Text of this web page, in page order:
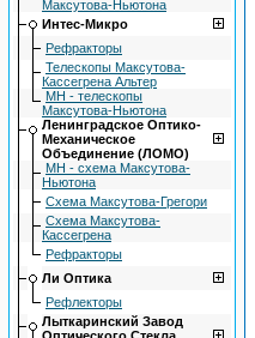
Максутова-Ньютона
Интес-Микро
Рефракторы
Телескопы Максутова-
Кассегрена Альтер
МН - телескопы
Максутова-Ньютона
Ленингpадское Оптико-
Механическое
Объединение (ЛОМО)
МН - схема Максутова-
Ньютона
Схема Максутова-Грегори
Схема Максутова-
Кассегрена
Рефракторы
Ли Оптика
Рефлекторы
Лыткаpинский Завод